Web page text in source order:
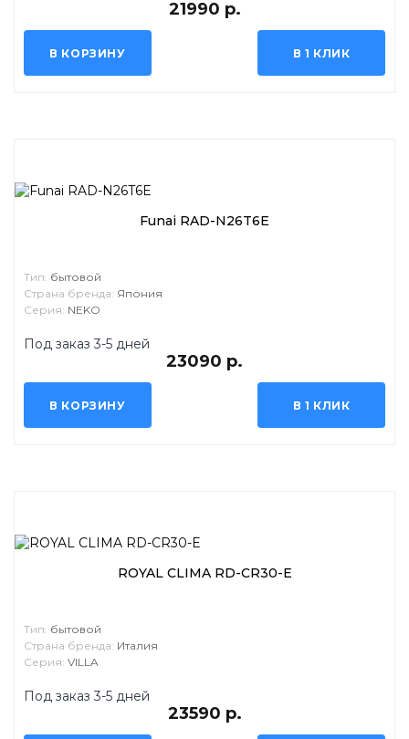
21990 р.
В КОРЗИНУ В 1 КЛИК
Funai RAD-N26T6E
Тип: бытовой
Страна бренда: Япония
Серия: NEKO
Под заказ 3-5 дней
23090 р.
В КОРЗИНУ В 1 КЛИК
ROYAL CLIMA RD-CR30-E
Тип: бытовой
Страна бренда: Италия
Серия: VILLA
Под заказ 3-5 дней
23590 р.